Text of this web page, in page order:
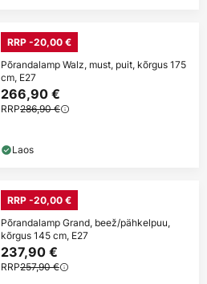
RRP -20,00 €
Põrandalamp Walz, must, puit, kõrgus 175
cm, E27
266,90 €
RRP286,90 €
Laos
RRP -20,00 €
Põrandalamp Grand, beež/pähkelpuu,
kõrgus 145 cm, E27
237,90 €
RRP257,90 €